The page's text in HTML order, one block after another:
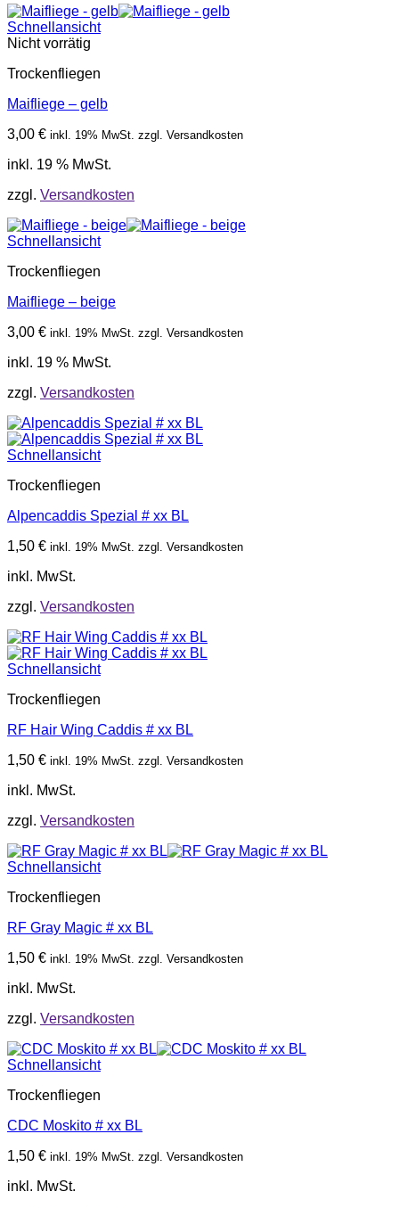
Schnellansicht
Nicht vorrätig
Trockenfliegen
Maifliege – gelb
3,00 € inkl. 19% MwSt. zzgl. Versandkosten
inkl. 19 % MwSt.
zzgl. Versandkosten
Schnellansicht
Trockenfliegen
Maifliege – beige
3,00 € inkl. 19% MwSt. zzgl. Versandkosten
inkl. 19 % MwSt.
zzgl. Versandkosten
Schnellansicht
Trockenfliegen
Alpencaddis Spezial # xx BL
1,50 € inkl. 19% MwSt. zzgl. Versandkosten
inkl. MwSt.
zzgl. Versandkosten
Schnellansicht
Trockenfliegen
RF Hair Wing Caddis # xx BL
1,50 € inkl. 19% MwSt. zzgl. Versandkosten
inkl. MwSt.
zzgl. Versandkosten
Schnellansicht
Trockenfliegen
RF Gray Magic # xx BL
1,50 € inkl. 19% MwSt. zzgl. Versandkosten
inkl. MwSt.
zzgl. Versandkosten
Schnellansicht
Trockenfliegen
CDC Moskito # xx BL
1,50 € inkl. 19% MwSt. zzgl. Versandkosten
inkl. MwSt.